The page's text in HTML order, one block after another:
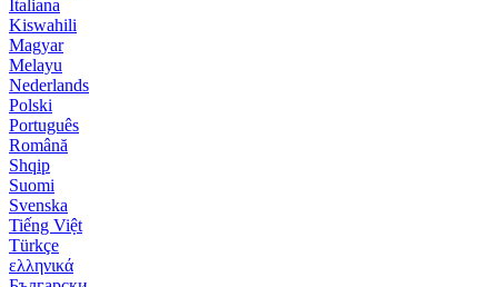
Italiana
Kiswahili
Magyar
Melayu
Nederlands
Polski
Português
Română
Shqip
Suomi
Svenska
Tiếng Việt
Türkçe
ελληνικά